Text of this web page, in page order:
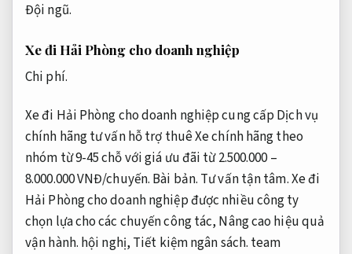
Đội ngũ.
Xe đi Hải Phòng cho doanh nghiệp
Chi phí.
Xe đi Hải Phòng cho doanh nghiệp cung cấp Dịch vụ
chính hãng tư vấn hỗ trợ thuê Xe chính hãng theo
nhóm từ 9-45 chỗ với giá ưu đãi từ 2.500.000 –
8.000.000 VNĐ/chuyến. Bài bản. Tư vấn tận tâm.Xe đi
Hải Phòng cho doanh nghiệp được nhiều công ty
chọn lựa cho các chuyến công tác, Nâng cao hiệu quả
vận hành. hội nghị, Tiết kiệm ngân sách. team